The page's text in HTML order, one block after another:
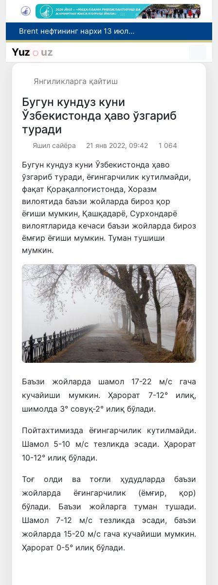
Brent нефтининг нархи 13 июлдан бери илк бор 1 баррель учун 79 доллардан пастлади
Олмалиқдаги Мис бойитиш фабрикасида магистрал қувур ёрилди
Yuz uz
Янгиликларга қайтиш
Бугун кундуз куни
Ўзбекистонда ҳаво ўзгариб
туради
Яшил сайёра 21 янв 2022, 09:42 1 064
Бугун кундуз куни Ўзбекистонда ҳаво
ўзгариб туради, ёғингарчилик кутилмайди,
фақат Қорақалпоғистонда, Хоразм
вилоятида баъзи жойларда бироз қор
ёғиши мумкин, Қашқадарё, Сурхондарё
вилоятларида кечаси баъзи жойларда бироз
ёмғир ёғиши мумкин. Туман тушиши
мумкин.
Баъзи жойларда шамол 17-22 м/с гача
кучайиши мумкин. Ҳарорат 7-12° илиқ,
шимолда 3° совуқ-2° илиқ бўлади.
Пойтахтимизда ёғингарчилик кутилмайди.
Шамол 5-10 м/с тезликда эсади. Ҳарорат
10-12° илиқ бўлади.
Тоғ олди ва тоғли ҳудудларда баъзи
жойларда ёғингарчилик (ёмғир, қор)
бўлади. Баъзи жойларга туман тушади.
Шамол 7-12 м/с тезликда эсади, баъзи
жойларда 15-20 м/с гача кучайиши мумкин.
Ҳарорат 0-5° илиқ бўлади.